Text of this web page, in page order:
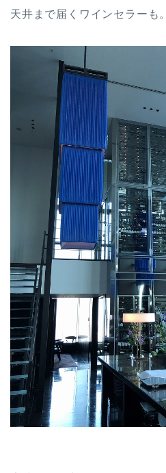
天井まで届くワインセラーも。